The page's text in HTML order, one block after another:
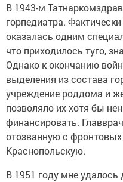
В 1943-м
горпедиатра.
оказалась одним
что приходилось туго,
Однако к окончанию
выделения из состава
учреждение роддома и
позволяло их хотя бы
финансировать.
отозванную с
Краснопольскую.
В 1951 году мне удалось